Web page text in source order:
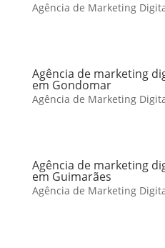
Agência de Marketing
Agência de marketing
em Gondomar
Agência de Marketing
Agência de marketing
em Guimarães
Agência de Marketing